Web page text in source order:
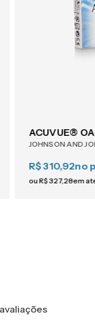
ACUVUE®
JOHNSON AND
R$ 310,92no
ouR$327,28em